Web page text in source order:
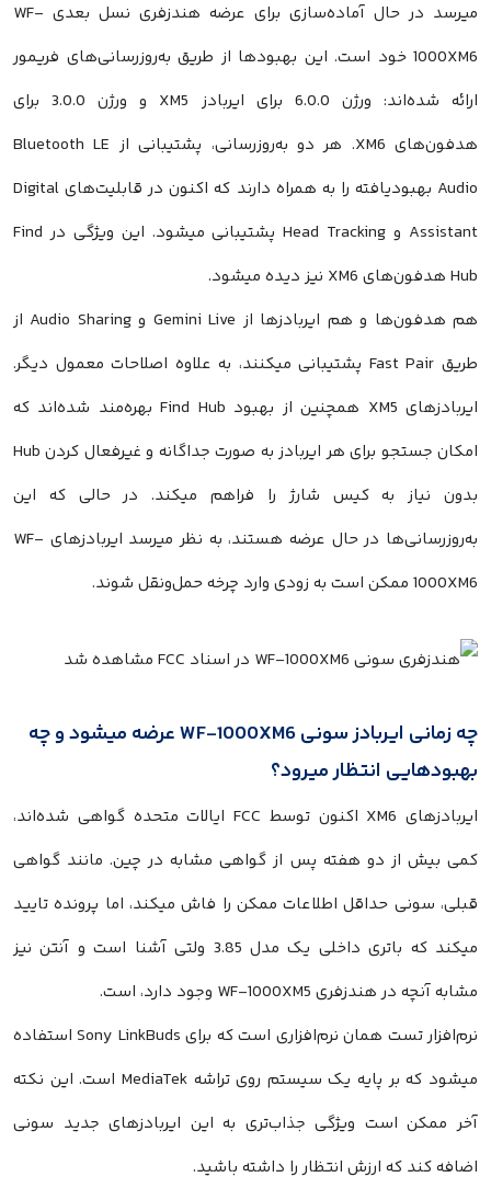
میرسد در حال آماده‌سازی برای عرضه هندزفری نسل بعدی WF-
1000XM6 خود است. این بهبودها از طریق به‌روزرسانی‌های فریمور
ارائه شده‌اند: ورژن 6.0.0 برای ایر‌بادز XM5 و ورژن 3.0.0 برای
هدفون‌های XM6. هر دو به‌روزرسانی، پشتیبانی از Bluetooth LE
Audio بهبودیافته را به همراه دارند که اکنون در قابلیت‌های Digital
Assistant و Head Tracking پشتیبانی میشود. این ویژگی در Find
Hub هدفون‌های XM6 نیز دیده میشود.
هم هدفون‌ها و هم ایر‌بادزها از Gemini Live و Audio Sharing از
طریق Fast Pair پشتیبانی میکنند، به علاوه اصلاحات معمول دیگر.
ایر‌بادزهای XM5 همچنین از بهبود Find Hub بهره‌مند شده‌اند که
امکان جستجو برای هر ایر‌بادز به صورت جداگانه و غیرفعال کردن Hub
بدون نیاز به کیس شارژ را فراهم میکند. در حالی که این
به‌روزرسانی‌ها در حال عرضه هستند، به نظر میرسد ایر‌بادزهای WF-
1000XM6 ممکن است به زودی وارد چرخه حمل‌ونقل شوند.
چه زمانی ایر‌بادز سونی WF-1000XM6 عرضه میشود و چه
بهبودهایی انتظار میرود؟
ایر‌بادزهای XM6 اکنون توسط FCC ایالات متحده گواهی شده‌اند،
کمی بیش از دو هفته پس از گواهی مشابه در چین. مانند گواهی
قبلی، سونی حداقل اطلاعات ممکن را فاش میکند، اما پرونده تایید
میکند که باتری داخلی یک مدل 3.85 ولتی آشنا است و آنتن نیز
مشابه آنچه در هندزفری WF-1000XM5 وجود دارد، است.
نرم‌افزار تست همان نرم‌افزاری است که برای Sony LinkBuds استفاده
میشود که بر پایه یک سیستم روی تراشه MediaTek است. این نکته
آخر ممکن است ویژگی جذاب‌تری به این ایر‌بادزهای جدید سونی
اضافه کند که ارزش انتظار را داشته باشید.